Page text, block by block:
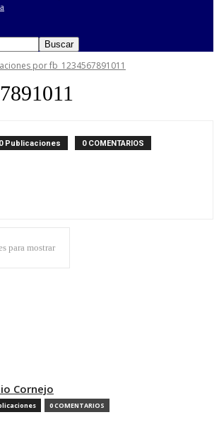
por fb_1234567891011
0 Publicaciones 0 COMENTARIOS
para mostrar
Cornejo
0 COMENTARIOS